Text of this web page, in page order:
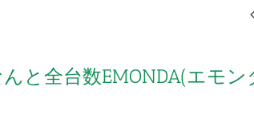
と全台数EMONDA(エモン